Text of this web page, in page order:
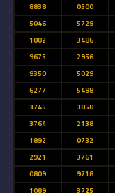
8838
0500
5046
5729
1002
3486
9675
2956
9350
5029
6277
5498
3745
3858
3764
2138
1892
0732
2921
3761
0809
9718
1089
3725